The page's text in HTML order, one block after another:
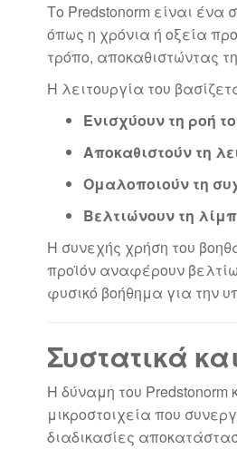
Το Predstonorm είναι
όπως η χρόνια ή οξεία
τρόπο, αποκαθιστώντας
Η λειτουργία του
Ενισχύουν τη ροή
Αποκαθιστούν τη
Ομαλοποιούν τη
Βελτιώνουν τη
Η συνεχής χρήση του
προϊόν αναφέρουν
φυσικό βοήθημα για την
Συστατικά
Η δύναμη του
μικροστοιχεία που
διαδικασίες